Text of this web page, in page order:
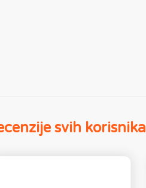
svih korisnika